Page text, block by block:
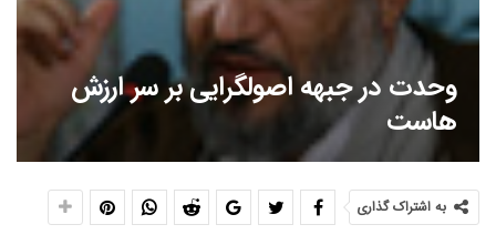
وحدت در جبهه اصولگرایی بر سر ارزش
هاست
به اشتراک گذاری